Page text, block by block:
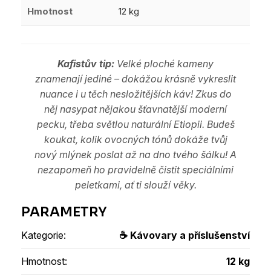
Hmotnost 12 kg
Kafistův tip: Velké ploché kameny
znamenají jediné – dokážou krásně vykreslit
nuance i u těch nesložitějších káv! Zkus do
něj nasypat nějakou šťavnatější moderní
pecku, třeba světlou naturální Etiopii. Budeš
koukat, kolik ovocných tónů dokáže tvůj
nový mlýnek poslat až na dno tvého šálku! A
nezapomeň ho pravidelně čistit speciálními
peletkami, ať ti slouží věky.
Kategorie: ☕ Kávovary a příslušenství
Hmotnost: 12 kg